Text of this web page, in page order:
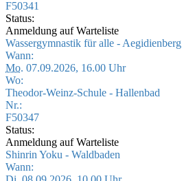
F50341
Status:
Anmeldung auf Warteliste
Wassergymnastik für alle - Aegidienberg
Wann:
Mo. 07.09.2026, 16.00 Uhr
Wo:
Theodor-Weinz-Schule - Hallenbad
Nr.:
F50347
Status:
Anmeldung auf Warteliste
Shinrin Yoku - Waldbaden
Wann: